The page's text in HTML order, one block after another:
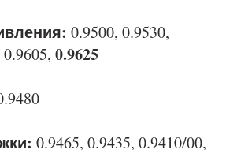
0.9500, 0.9530,
0.9625
0.9465, 0.9435, 0.9410/00,